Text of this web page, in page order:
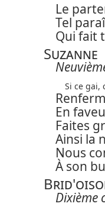
Le
Tel
Qui fait
Suzanne
Si ce gai,
En
Faites
Ainsi la
Nous
À son
Dixième